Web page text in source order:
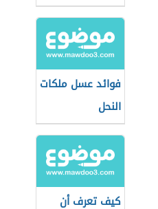
فوائد عسل ملكات
النحل
كيف تعرف أن